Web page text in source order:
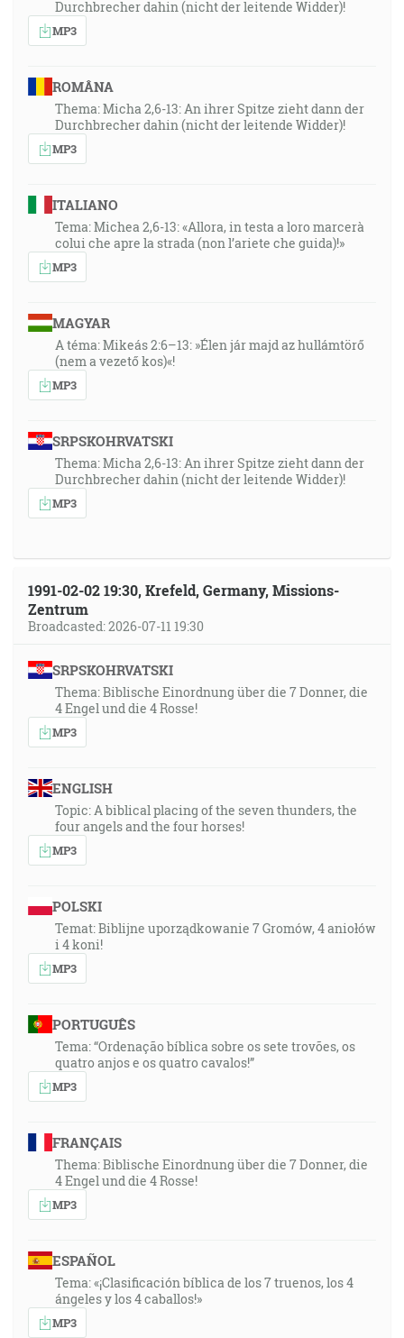
Durchbrecher dahin (nicht der leitende Widder)!
MP3
ROMÂNA
Thema: Micha 2,6-13: An ihrer Spitze zieht dann der
Durchbrecher dahin (nicht der leitende Widder)!
MP3
ITALIANO
Tema: Michea 2,6-13: «Allora, in testa a loro marcerà
colui che apre la strada (non l’ariete che guida)!»
MP3
MAGYAR
A téma: Mikeás 2:6–13: »Élen jár majd az hullámtörő
(nem a vezető kos)«!
MP3
SRPSKOHRVATSKI
Thema: Micha 2,6-13: An ihrer Spitze zieht dann der
Durchbrecher dahin (nicht der leitende Widder)!
MP3
1991-02-02 19:30, Krefeld, Germany, Missions-
Zentrum
Broadcasted: 2026-07-11 19:30
SRPSKOHRVATSKI
Thema: Biblische Einordnung über die 7 Donner, die
4 Engel und die 4 Rosse!
MP3
ENGLISH
Topic: A biblical placing of the seven thunders, the
four angels and the four horses!
MP3
POLSKI
Temat: Biblijne uporządkowanie 7 Gromów, 4 aniołów
i 4 koni!
MP3
PORTUGUÊS
Tema: “Ordenação bíblica sobre os sete trovões, os
quatro anjos e os quatro cavalos!”
MP3
FRANÇAIS
Thema: Biblische Einordnung über die 7 Donner, die
4 Engel und die 4 Rosse!
MP3
ESPAÑOL
Tema: «¡Clasificación bíblica de los 7 truenos, los 4
ángeles y los 4 caballos!»
MP3